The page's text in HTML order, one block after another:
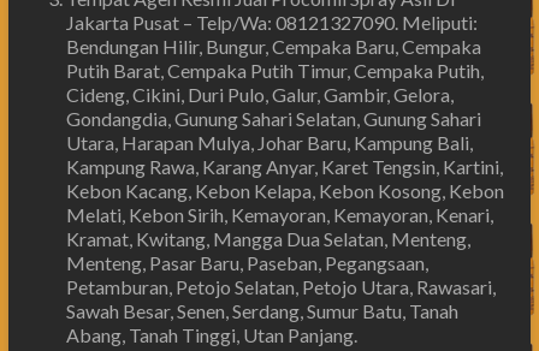
Jakarta Pusat – Telp/Wa: 08121327090. Meliputi:
Bendungan Hilir, Bungur, Cempaka Baru, Cempaka
Putih Barat, Cempaka Putih Timur, Cempaka Putih,
Cideng, Cikini, Duri Pulo, Galur, Gambir, Gelora,
Gondangdia, Gunung Sahari Selatan, Gunung Sahari
Utara, Harapan Mulya, Johar Baru, Kampung Bali,
Kampung Rawa, Karang Anyar, Karet Tengsin, Kartini,
Kebon Kacang, Kebon Kelapa, Kebon Kosong, Kebon
Melati, Kebon Sirih, Kemayoran, Kemayoran, Kenari,
Kramat, Kwitang, Mangga Dua Selatan, Menteng,
Menteng, Pasar Baru, Paseban, Pegangsaan,
Petamburan, Petojo Selatan, Petojo Utara, Rawasari,
Sawah Besar, Senen, Serdang, Sumur Batu, Tanah
Abang, Tanah Tinggi, Utan Panjang.